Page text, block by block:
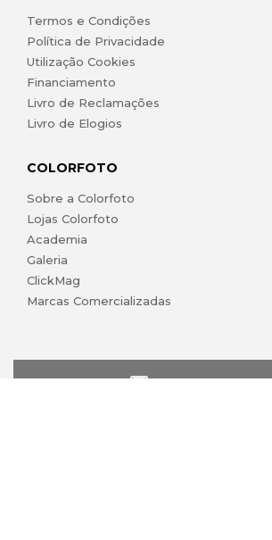
Termos e Condições
Política de Privacidade
Utilização Cookies
Financiamento
Livro de Reclamações
Livro de Elogios
COLORFOTO
Sobre a Colorfoto
Lojas Colorfoto
Academia
Galeria
ClickMag
Marcas Comercializadas
lojaonline@colorfoto.pt